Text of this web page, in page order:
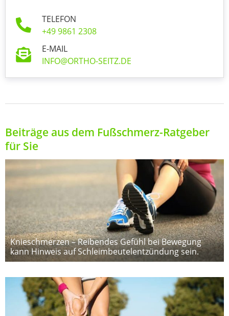
TELEFON
+49 9861 2308
E-MAIL
INFO@ORTHO-SEITZ.DE
Beiträge aus dem Fußschmerz-Ratgeber
für Sie
Knieschmerzen – Reibendes Gefühl bei Bewegung
kann Hinweis auf Schleimbeutelentzündung sein.